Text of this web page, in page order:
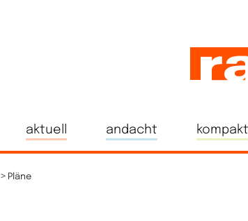
aktuell andacht kompakt
> Pläne